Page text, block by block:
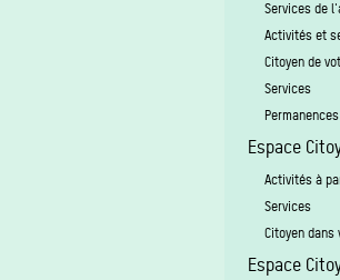
Contrat
privées,
sociale)
Service
Services de
Activités et
Citoyen de
Services
Espace
Activités à
Services
Citoyen
Espace